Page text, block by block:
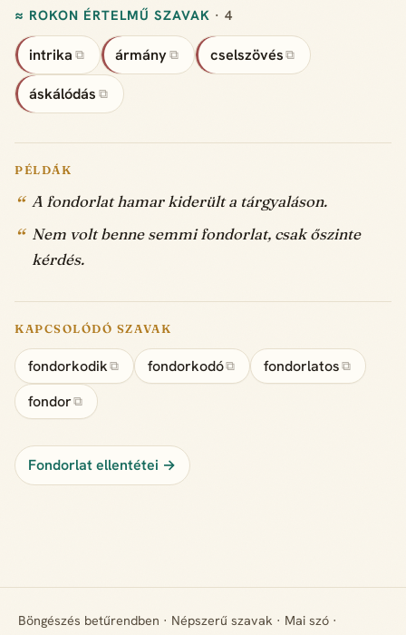
≈ ROKON ÉRTELMŰ SZAVAK · 4
intrika ⧉ ármány ⧉ cselszövés ⧉
áskálódás ⧉
PÉLDÁK
A fondorlat hamar kiderült a tárgyaláson.
Nem volt benne semmi fondorlat, csak őszinte
kérdés.
KAPCSOLÓDÓ SZAVAK
fondorkodik ⧉ fondorkodó⧉ fondorlatos ⧉
fondor⧉
Fondorlat ellentétei →
Böngészés betűrendben · Népszerű szavak · Mai szó ·